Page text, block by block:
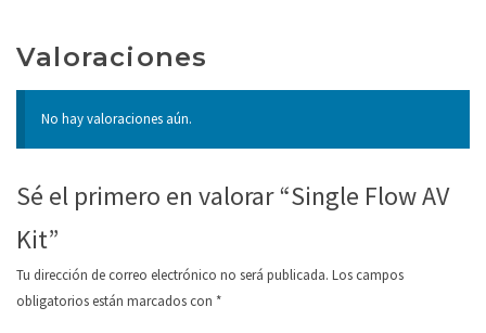
Valoraciones
No hay valoraciones aún.
Sé el primero en valorar “Single Flow AV
Kit”
Tu dirección de correo electrónico no será publicada. Los campos
obligatorios están marcados con *